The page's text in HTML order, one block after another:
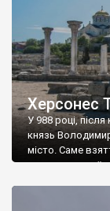
Херсонес
У 988 році, після
князь
місто. Саме
диктувати свої
Херсонесі